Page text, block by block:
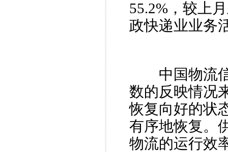
55.2%，较上
政快递业业务
中国物流信
数的反映情况
恢复向好的状
有序地恢复。
物流的运行效